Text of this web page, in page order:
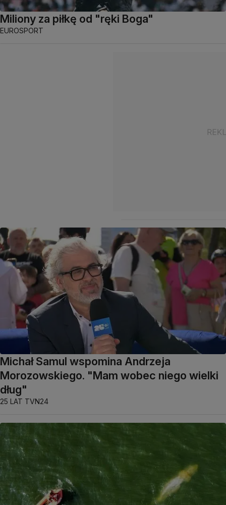
Miliony za piłkę od "ręki Boga"
EUROSPORT
Michał Samul wspomina Andrzeja
Morozowskiego. "Mam wobec niego wielki
dług"
25 LAT TVN24